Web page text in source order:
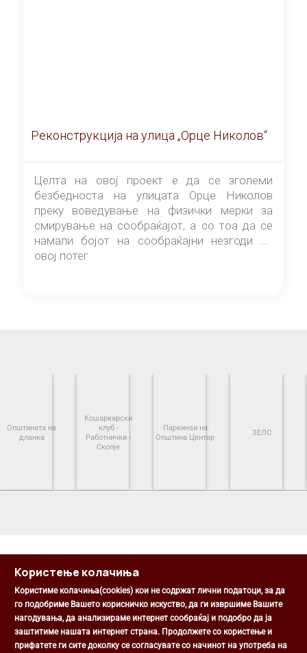
Реконструкција на улица „Орце Николов“
Целта на овој проект е да се зголеми
безбедноста на улицата Орце Николов
преку воведување на физички мерки за
смирување на сообраќајот, а со тоа да се
намали бојот на сообраќајни незгоди на
овој потег
Општината на
дланка
Кошаркарски
клуб -
Работнички -
Скопје
Паркинзи на
Општина Центар
ЗЕЛС
Општина Центар
Михаил Цоков бр. 1, Скопје
Користење колачиња
Користиме колачиња(cookies) кои не содржат лични податоци, за да
го подобриме Вашето корисничко искуство, да ги извршиме Вашите
нагодувања, да анализираме интернет сообраќај и подобро да ја
заштитиме нашата интернет страна. Продолжете со користење и
прифатете ги сите доколку се согласувате со начинот на употреба на